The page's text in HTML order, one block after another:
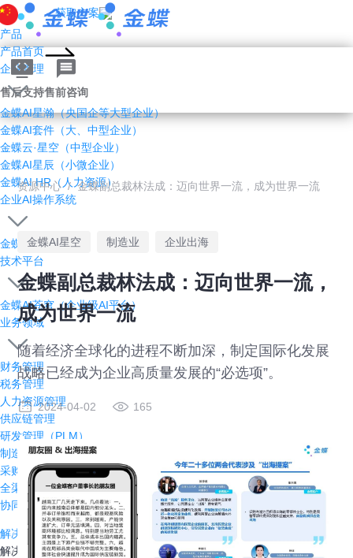
获取方案
产品
产品首页
企业管理AI
金蝶AI星瀚（央国企等大型企业）
金蝶AI套件（大、中型企业）
金蝶云·星空（中型企业）
金蝶AI星辰（小微企业）
金蝶AI HR（人力资源）
企业AI操作系统
金蝶灵基
技术平台
金蝶AI苍穹（企业级AI平台）
业务领域
财务管理
税务管理
人力资源管理
供应链管理
研发管理（PLM）
制造管理
采购管理（SRM）
全渠道管理
协同办公
解决方案
解决方案
售后支持售前咨询
资源中心 / 金蝶副总裁林法成：迈向世界一流，成为世界一流
金蝶AI星空 制造业 企业出海
金蝶副总裁林法成：迈向世界一流，
成为世界一流
随着经济全球化的进程不断加深，制定国际化发展
战略已经成为企业高质量发展的“必选项”。
2024-04-02 165